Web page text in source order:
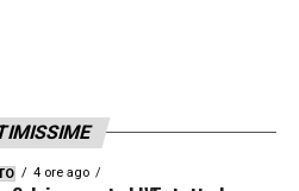
4 ore ago